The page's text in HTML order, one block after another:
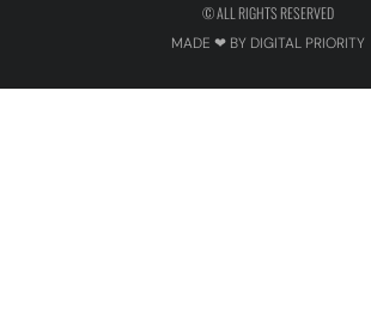
© ALL RIGHTS RESERVED
MADE ❤ BY DIGITAL PRIORITY